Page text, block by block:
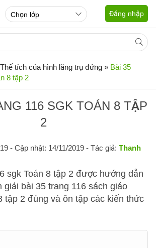
Đăng nhập
tích của hình lăng trụ đứng » Bài 35
8 tập 2
116 SGK TOÁN 8 TẬP
2
- Cập nhật: 14/11/2019 - Tác giả: Thanh
sgk Toán 8 tập 2 được hướng dẫn
giải bài 35 trang 116 sách giáo
tập 2 đúng và ôn tập các kiến thức